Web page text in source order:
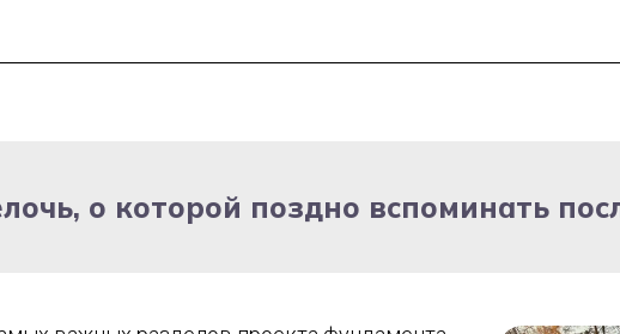
о которой поздно вспоминать